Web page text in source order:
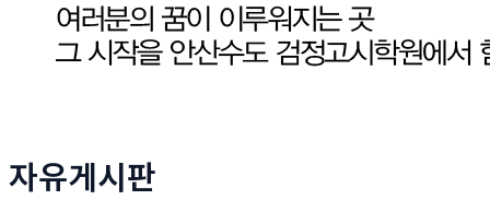
자유게시판